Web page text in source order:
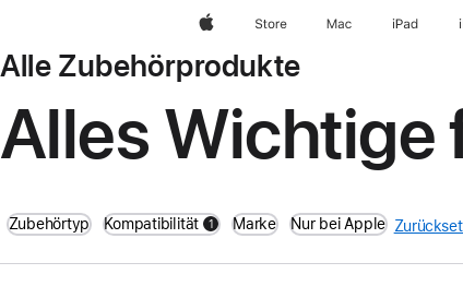
AppleStore Mac iPad
Alle Zubehörprodukte
Alles Wichtige
Zubehörtyp Kompatibilität 1
filters active
Marke Nur bei Apple